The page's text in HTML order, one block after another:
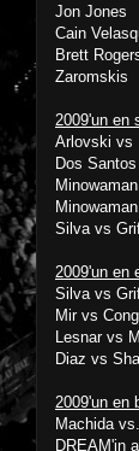
Jon Jones
Cain
Brett
Zaromskis
2009'un en
Arlovski vs
Dos
Silva vs
2009'un en
Silva vs
Mir vs
Lesnar vs
Diaz vs
2009'un en
Machida
DREAM'in